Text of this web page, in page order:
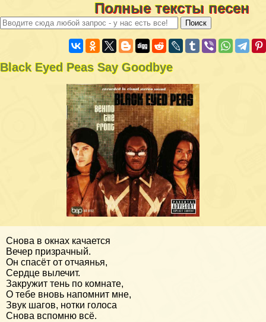
Полные тексты песен
Black Eyed Peas Say Goodbye
Снова в окнах качается
Вечер призрачный.
Он спасёт от отчаянья,
Сердце вылечит.
Закружит тень по комнате,
О тебе вновь напомнит мне,
Звук шагов, нотки голоса
Снова вспомню всё.